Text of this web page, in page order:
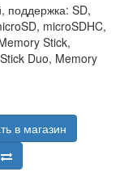
поддержка: SD,
microSDHC,
Stick,
Duo, Memory
в магазин